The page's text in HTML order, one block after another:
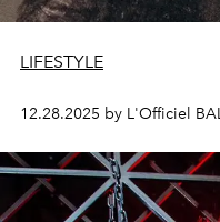
LIFESTYLE
12.28.2025 by L'Officiel